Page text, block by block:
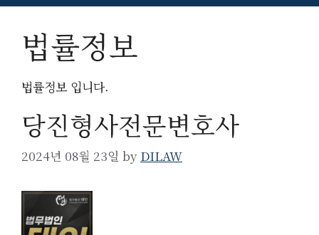
법률정보
법률정보 입니다.
당진형사전문변호사
2024년 08월 23일 by DILAW